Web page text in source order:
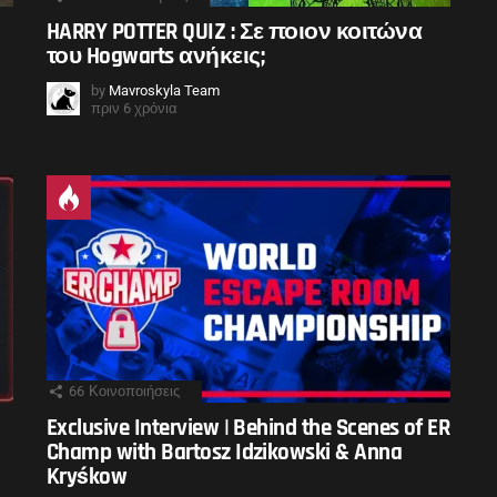
HARRY POTTER QUIZ : Σε ποιον κοιτώνα
του Hogwarts ανήκεις;
by Mavroskyla Team
πριν 6 χρόνια
66 Κοινοποιήσεις
Exclusive Interview | Behind the Scenes of ER
Champ with Bartosz Idzikowski & Anna
Kryśkow